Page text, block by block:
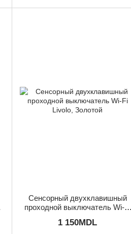
Сенсорный двухклавишный
проходной выключатель Wi-Fi
1 150MDL